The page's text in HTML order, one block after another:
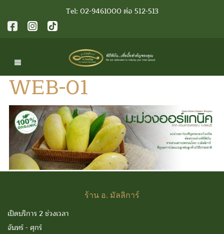
Tel: 02-9461000 ต่อ 512-513
WEB-01
ร้าน อ. มัลลิการ์
เปิดบริการ 2 ช่วงเวลา
จันทร์ - ศุกร์